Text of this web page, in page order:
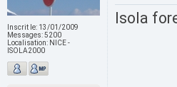
Inscrit le: 13/01/2009
Messages:5200
Localisation: NICE -
ISOLA2000
Isola